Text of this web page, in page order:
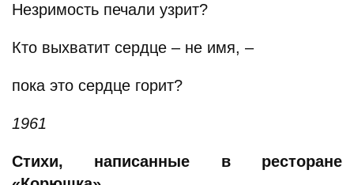
Незримость печали узрит?
Кто выхватит сердце – не имя, –
пока это сердце горит?
1961
Стихи, написанные в ресторане